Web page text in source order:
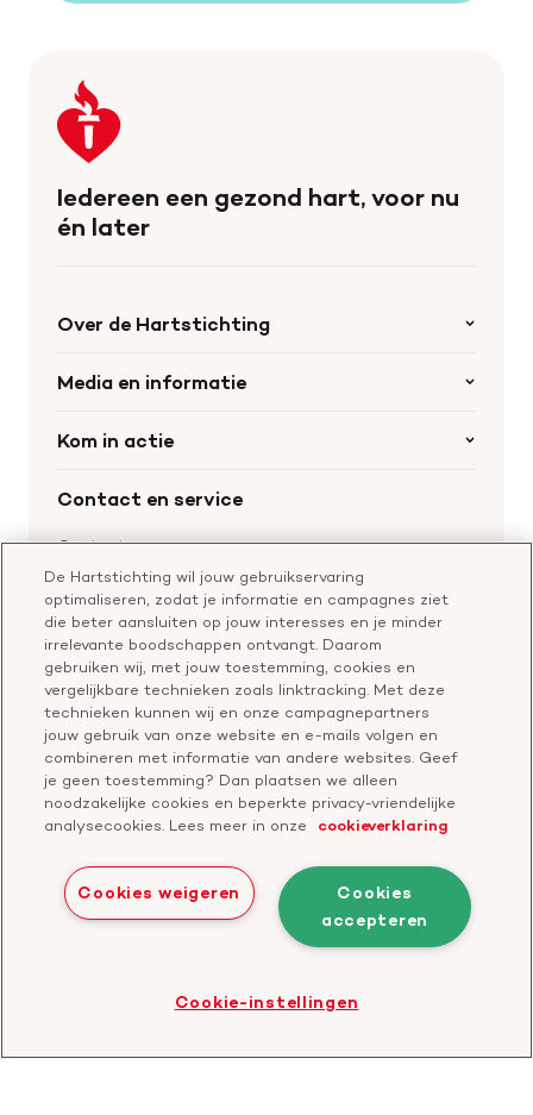
Keer
terug
naar
homepage
Iedereen een gezond hart, voor nu
én later
Over de Hartstichting
Organisatie
Werken bij de Hartstichting
Media en informatie
Nieuws
Materialen bestellen
Aanmelden nieuwsbrief
Kom in actie
Leer reanimeren
Geef ter nagedachtenis
Start een actie
Contact en service
Contactgegevens
Bel of chat met een voorlichter
Vragen over donateurschap
Klachtenformulier
Check je gesprek
Doneer
Bezoek
onze
Facebook
Bezoek
ons
YouTube
Bezoek
onze
LinkedIn
Bezoek
onze
TikTok
profiel
Bezoek
onze
Twitter
profiel
Bezoek
onze
Threads
profiel
Privacyverklaring
Bezoek
De Hartstichting wil jouw gebruikservaring
optimaliseren, zodat je informatie en campagnes ziet
die beter aansluiten op jouw interesses en je minder
irrelevante boodschappen ontvangt. Daarom
gebruiken wij, met jouw toestemming, cookies en
vergelijkbare technieken zoals linktracking. Met deze
technieken kunnen wij en onze campagnepartners
jouw gebruik van onze website en e-mails volgen en
combineren met informatie van andere websites. Geef
je geen toestemming? Dan plaatsen we alleen
noodzakelijke cookies en beperkte privacy-vriendelijke
analysecookies. Lees meer in onze
cookieverklaring
Cookies
accepteren
Cookies weigeren
Cookie-instellingen